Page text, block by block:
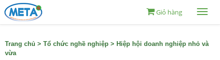
Giỏ hàng
Trang chủ > Tổ chức nghề nghiệp > Hiệp hội doanh nghiệp nhỏ và
vừa